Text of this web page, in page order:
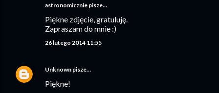
astronomicznie pisze…
Piękne zdjęcie, gratuluję.
Zapraszam do mnie :)
26 lutego 2014 11:55
Unknown pisze…
Piękne!